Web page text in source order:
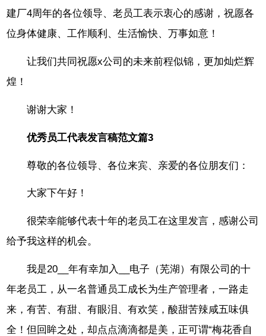
建厂4周年的各位领导、老员工表示衷心的感谢，祝愿各
位身体健康、工作顺利、生活愉快、万事如意！
让我们共同祝愿x公司的未来前程似锦，更加灿烂辉
煌！
谢谢大家！
优秀员工代表发言稿范文篇3
尊敬的各位领导、各位来宾、亲爱的各位朋友们：
大家下午好！
很荣幸能够代表十年的老员工在这里发言，感谢公司
给予我这样的机会。
我是20__年有幸加入__电子（芜湖）有限公司的十
年老员工，从一名普通员工成长为生产管理者，一路走
来，有苦、有甜、有眼泪、有欢笑，酸甜苦辣咸五味俱
全！但回眸之处，却点点滴滴都是美，正可谓“梅花香自